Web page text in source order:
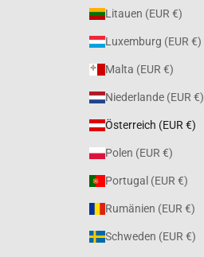
Litauen (EUR €)
Luxemburg (EUR €)
Malta (EUR €)
Niederlande (EUR €)
Österreich (EUR €)
Polen (EUR €)
Portugal (EUR €)
Rumänien (EUR €)
Schweden (EUR €)